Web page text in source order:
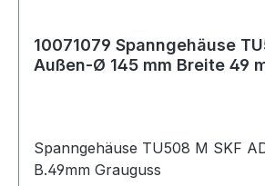
10071079 Spanngehäuse
Außen-Ø 145 mm Breite 49
Spanngehäuse TU508 M SKF
B.49mm Grauguss